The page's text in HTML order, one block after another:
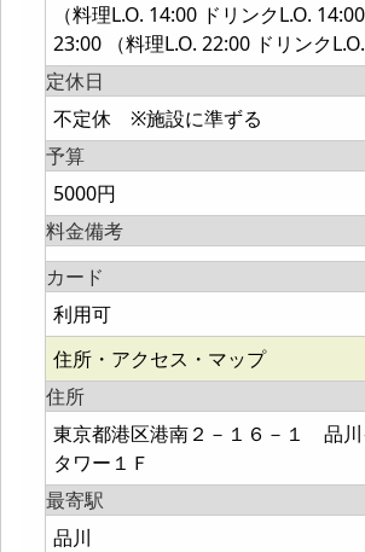
（料理L.O. 14:00 ドリンクL.O.
23:00 （料理L.O. 22:00 ドリンクL.O.
定休日
不定休 ※施設に準ずる
予算
5000円
料金備考
カード
利用可
住所・アクセス・マップ
住所
東京都港区港南２－１６－１ 品川
タワー１Ｆ
最寄駅
品川